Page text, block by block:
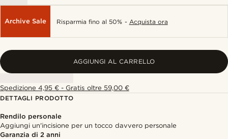
Archive Sale Risparmia fino al 50% - Acquista ora
AGGIUNGI AL CARRELLO
Spedizione 4,95 € - Gratis oltre 59,00 €
DETTAGLI PRODOTTO
Rendilo personale
Aggiungi un'incisione per un tocco davvero personale
Garanzia di 2 anni